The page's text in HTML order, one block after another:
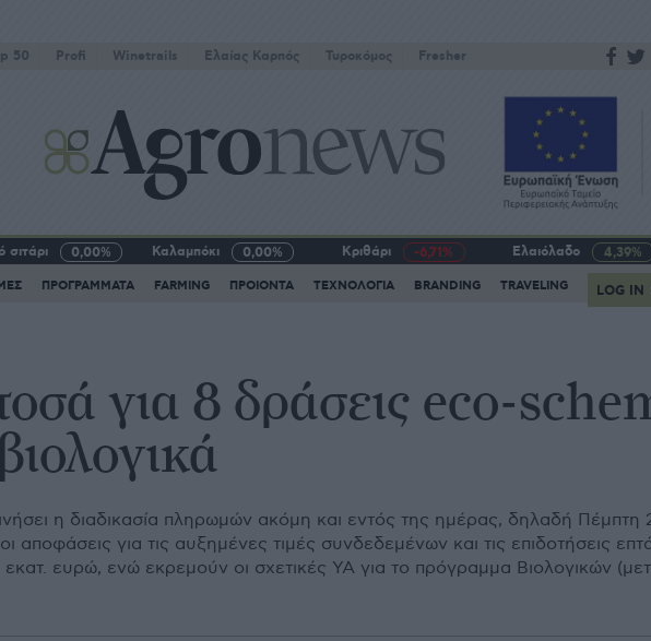
50 Profi Winetrails Eλαίας Καρπός Τυροκόμος Fresher
σιτάρι 0,00% Καλαμπόκι 0,00% Κριθάρι -6,71% Ελαιόλαδο 4,39%
ΠΡΟΓΡΑΜΜΑΤΑ FARMING ΠΡΟΙΟΝΤΑ ΤΕΧΝΟΛΟΓΙΑ BRANDING TRAVELING LOG IN
για 8 δράσεις eco-
η διαδικασία πληρωμών ακόμη και εντός της ημέρας, δηλαδή Πέμπτη
για τις αυξημένες τιμές συνδεδεμένων και τις επιδοτήσεις
ευρώ, ενώ εκρεμούν οι σχετικές ΥΑ για το πρόγραμμα Βιολογικών